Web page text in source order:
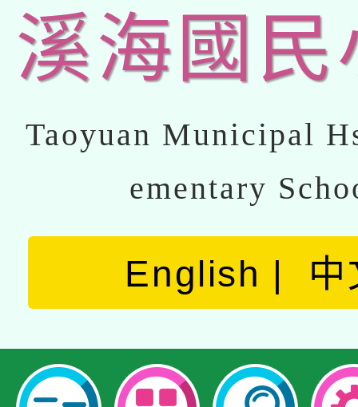
溪海國民
Taoyuan Municipal
ementary
English 中